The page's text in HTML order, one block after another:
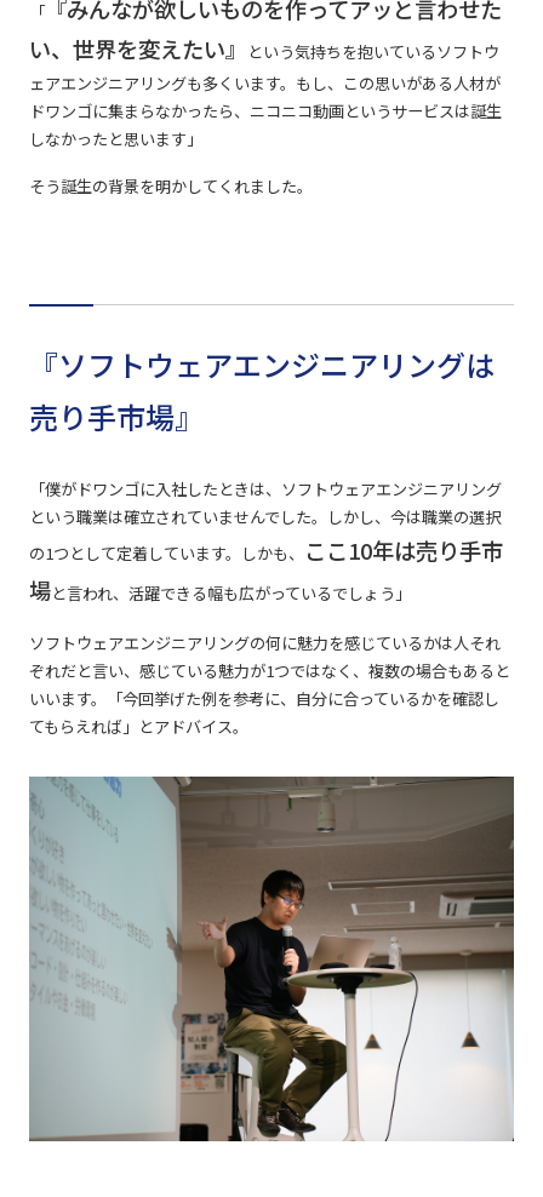
「『みんなが欲しいものを作ってアッと言わせた
い、世界を変えたい』
という気持ちを抱いているソフトウ
ェアエンジニアリングも多くいます。もし、この思いがある人材が
ドワンゴに集まらなかったら、ニコニコ動画というサービスは誕生
しなかったと思います」
そう誕生の背景を明かしてくれました。
『ソフトウェアエンジニアリングは
売り手市場』
「僕がドワンゴに入社したときは、ソフトウェアエンジニアリング
という職業は確立されていませんでした。しかし、今は職業の選択
の1つとして定着しています。しかも、
ここ10年は売り手市
場と言われ、活躍できる幅も広がっているでしょう」
ソフトウェアエンジニアリングの何に魅力を感じているかは人それ
ぞれだと言い、感じている魅力が1つではなく、複数の場合もあると
いいます。「今回挙げた例を参考に、自分に合っているかを確認し
てもらえれば」とアドバイス。